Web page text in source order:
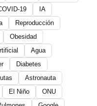
19
IA
Reproducción
Obesidad
Agua
Diabetes
Astronauta
El Niño
ONU